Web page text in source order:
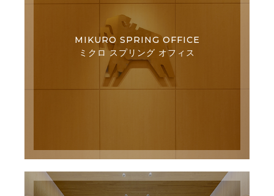
MIKURO SPRING OFFICE
ミクロ スプリング オフィス